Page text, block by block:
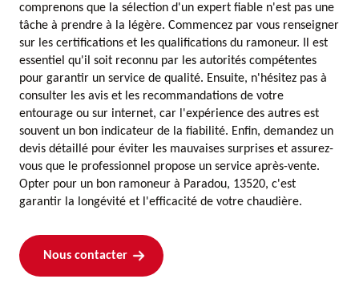
comprenons que la sélection d'un expert fiable n'est pas une
tâche à prendre à la légère. Commencez par vous renseigner
sur les certifications et les qualifications du ramoneur. Il est
essentiel qu'il soit reconnu par les autorités compétentes
pour garantir un service de qualité. Ensuite, n'hésitez pas à
consulter les avis et les recommandations de votre
entourage ou sur internet, car l'expérience des autres est
souvent un bon indicateur de la fiabilité. Enfin, demandez un
devis détaillé pour éviter les mauvaises surprises et assurez-
vous que le professionnel propose un service après-vente.
Opter pour un bon ramoneur à Paradou, 13520, c'est
garantir la longévité et l'efficacité de votre chaudière.
Nous contacter